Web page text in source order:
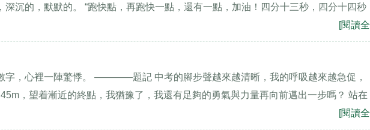
沉的，默默的。 “跑快點，再跑快一點，還有一點，加油！四分十三秒，四分十四秒
[閱讀
字，心裡一陣驚悸。 ————題記 中考的腳步聲越來越清晰，我的呼吸越來越急促，
，望着漸近的終點，我猶豫了，我還有足夠的勇氣與力量再向前邁出一步嗎？ 站在
[閱讀